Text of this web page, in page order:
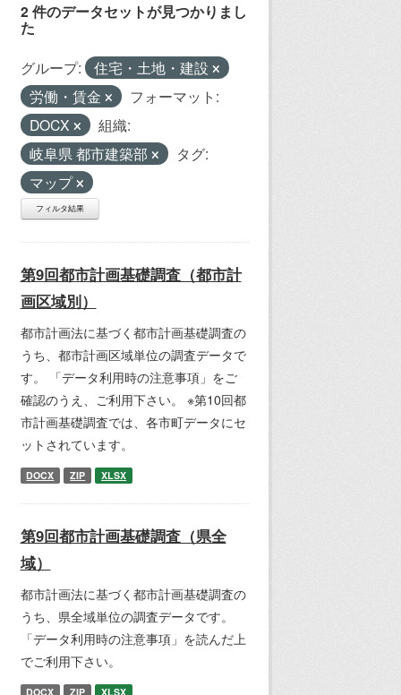
2 件のデータセットが見つかりまし
た
グループ:
住宅・土地・建設
労働・賃金
フォーマット:
DOCX
組織:
岐阜県 都市建築部
タグ:
マップ
フィルタ結果
第9回都市計画基礎調査（都市計
画区域別）
都市計画法に基づく都市計画基礎調査の
うち、都市計画区域単位の調査データで
す。 「データ利用時の注意事項」をご
確認のうえ、ご利用下さい。 ※第10回都
市計画基礎調査では、各市町データにセ
ットされています。
DOCX ZIP XLSX
第9回都市計画基礎調査（県全
域）
都市計画法に基づく都市計画基礎調査の
うち、県全域単位の調査データです。
「データ利用時の注意事項」を読んだ上
でご利用下さい。
DOCX ZIP XLSX